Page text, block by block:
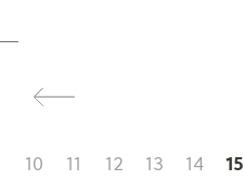
10 11 12 13 14 15